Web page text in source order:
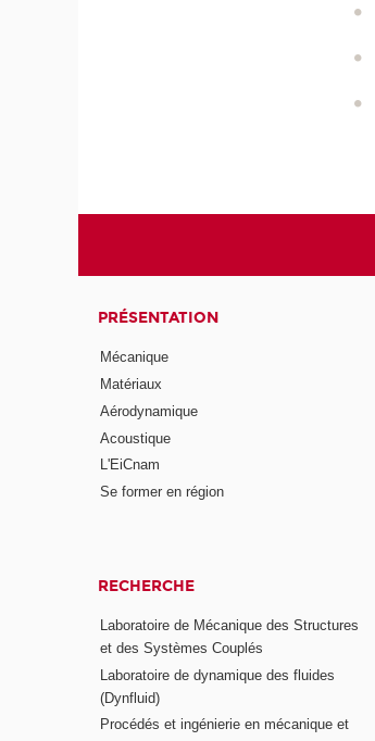
PRÉSENTATION
Mécanique
Matériaux
Aérodynamique
Acoustique
L'EiCnam
Se former en région
RECHERCHE
Laboratoire de Mécanique des Structures
et des Systèmes Couplés
Laboratoire de dynamique des fluides
(Dynfluid)
Procédés et ingénierie en mécanique et